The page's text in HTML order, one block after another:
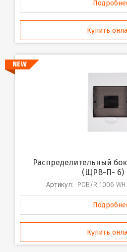
Купить
NEW
Распределительный бокс PDB/R 1006 WH
(ЩРВ-П- 6)
Артикул: PDB/R 1006
Купить